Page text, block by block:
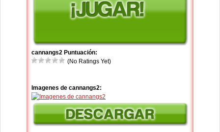
cannangs2 Puntuación:
(No Ratings Yet)
Imagenes de cannangs2: